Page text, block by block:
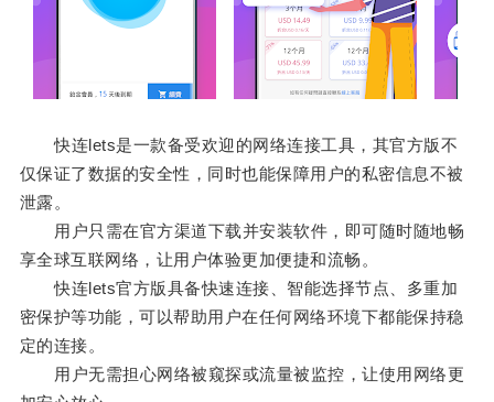
快连lets是一款备受欢迎的网络连接工具，其官方版不
仅保证了数据的安全性，同时也能保障用户的私密信息不被
泄露。
用户只需在官方渠道下载并安装软件，即可随时随地畅
享全球互联网络，让用户体验更加便捷和流畅。
快连lets官方版具备快速连接、智能选择节点、多重加
密保护等功能，可以帮助用户在任何网络环境下都能保持稳
定的连接。
用户无需担心网络被窥探或流量被监控，让使用网络更